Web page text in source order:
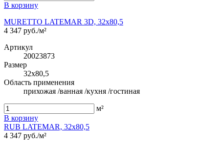
В корзину
MURETTO LATEMAR 3D, 32x80,5
4 347 руб./м²
Артикул
20023873
Размер
32x80,5
Область применения
прихожая /ванная /кухня /гостиная
м²
В корзину
RUB LATEMAR, 32x80,5
4 347 руб./м²